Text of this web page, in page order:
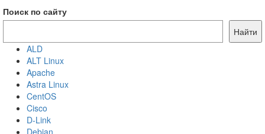
Поиск по сайту
Найти
ALD
ALT Linux
Apache
Astra Linux
CentOS
Cisco
D-Link
Debian